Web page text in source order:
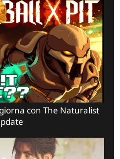
con The Naturalist